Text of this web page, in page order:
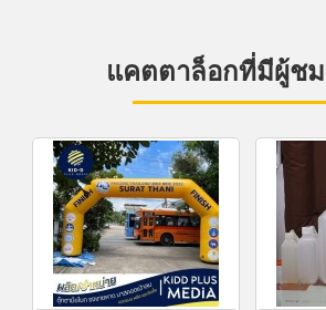
แคตตาล็อกที่มีผู้ช